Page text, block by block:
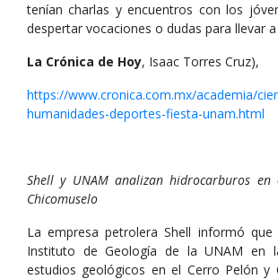
tenían charlas y encuentros con los
despertar vocaciones o dudas para llevar a
La Crónica de Hoy, Isaac Torres Cruz),
https://www.cronica.com.mx/academia/
humanidades-deportes-fiesta-unam.html
Shell y UNAM analizan hidrocarburos
Chicomuselo
La empresa petrolera Shell informó
Instituto de Geología de la UNAM en
estudios geológicos en el Cerro Pelón y